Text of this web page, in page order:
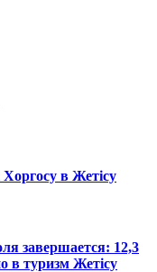
в Жетісу
завершается: 12,3
в туризм Жетісу